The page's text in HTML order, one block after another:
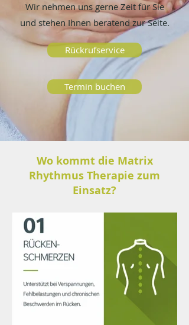
Wir nehmen uns gerne Zeit für Sie
und stehen Ihnen beratend zur Seite.
Rückrufservice
Termin buchen
Wo kommt die Matrix
Rhythmus Therapie zum
Einsatz?